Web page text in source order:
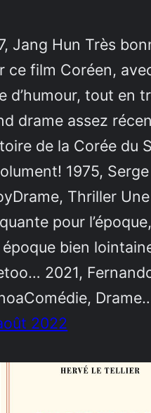
Jang Hun Très
ce film Coréen,
d’humour, tout en
drame assez
de la Corée du
1975, Serge
Thriller
pour
époque bien
2021,
2022